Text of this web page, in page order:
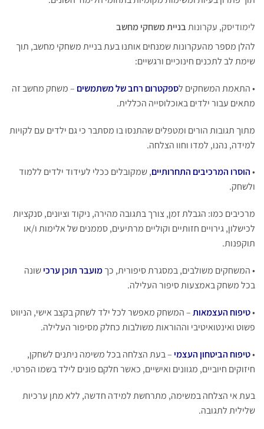
לימודיסק, עקרונותבניית משחקי מחשב
להלן מספר מהעקרונות שמנחים אותנו בעת בניית משחקי מחשב, תוך
שימת לב לתכנים חינוכיים ורגשיים:
• התאמת המשחקים לספקטרום רחב של משתמשים – משחק מחשב זה
מתאים עבור ילדים באוכלוסייה הכללית.
מתוך תגובות הורים ומטפלים שהתנסו בו מסתבר כי גם ילדים עם לקויות
למידה, נהנו, למדו וחוו הצלחה.
•הוסרו המרכיבים התחרותיים, שמקובלים ככלי לעידוד ילדים ללמוד
ולשחק.
מרכיבים כמו: הגבלת זמן, צורך בתגובה מהירה, ניקוד וציונים, סנקציות
לכישלון, גירויים חזותיים וקוליים מרתיעים, סממנים של אלימות ו/או
תוקפנות.
• המשחקים משולבים, במסגרת סיפורית, כךמועבר תוכן ערכישונה
בכל משחק באמצעות סיפור העלילה.
•טיפוח העצמאות– המשחק מאפשר לכל ילד לשחק בקצב אישי, הניווט
פשוט ואינטואיטיבי וההוראות משולבות כחלק מסיפור העלילה.
•טיפוח הביטחון העצמי – בעת הצלחה בכל משימה ניתנים לשחקן,
חיזוקים חיוביים, מגוונים ואישיים, כאשר חלקם פונים לילד בשמו הפרטי.
בעת אי הצלחה במשימה, מתרחשת למידה חדשה, ללא מתן ערכיות
שלילית לתגובה.